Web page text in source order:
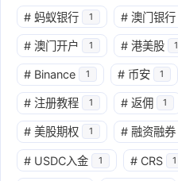
# 蚂蚁银行 1 # 澳门银行
# 澳门开户 1 # 港美股 1
# Binance 1 # 币安 1
# 注册教程 1 # 返佣 1
# 美股期权 1 # 融资融券
# USDC入金 1 # CRS 1